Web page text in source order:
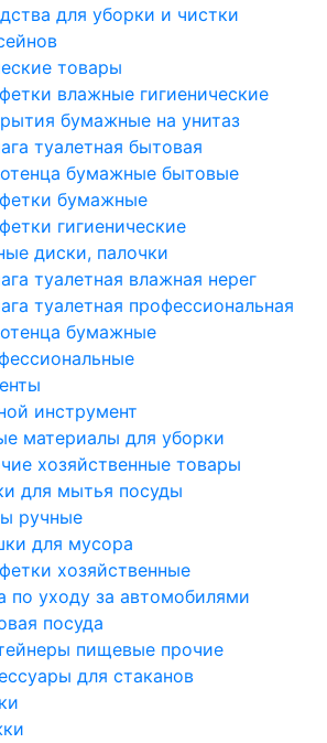
для уборки и чистки
товары
влажные гигиенические
бумажные на унитаз
туалетная бытовая
бумажные бытовые
бумажные
гигиенические
диски, палочки
туалетная влажная нерег
туалетная профессиональная
бумажные
инструмент
материалы для уборки
хозяйственные товары
для мытья посуды
ручные
для мусора
хозяйственные
по уходу за автомобилями
посуда
пищевые прочие
для стаканов